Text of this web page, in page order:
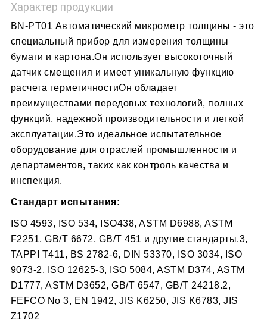
Характер продукции
BN-PT01 Автоматический микрометр толщины - это
специальный прибор для измерения толщины
бумаги и картона.Он использует высокоточный
датчик смещения и имеет уникальную функцию
расчета герметичностиОн обладает
преимуществами передовых технологий, полных
функций, надежной производительности и легкой
эксплуатации.Это идеальное испытательное
оборудование для отраслей промышленности и
департаментов, таких как контроль качества и
инспекция.
Стандарт испытания:
ISO 4593, ISO 534, ISO438, ASTM D6988, ASTM
F2251, GB/T 6672, GB/T 451 и другие стандарты.3,
TAPPI T411, BS 2782-6, DIN 53370, ISO 3034, ISO
9073-2, ISO 12625-3, ISO 5084, ASTM D374, ASTM
D1777, ASTM D3652, GB/T 6547, GB/T 24218.2,
FEFCO No 3, EN 1942, JIS K6250, JIS K6783, JIS
Z1702